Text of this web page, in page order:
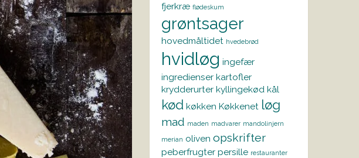
fjerkræ flødeskum
grøntsager
hovedmåltidet hvedebrød
hvidløg ingefær
ingredienser kartofler
krydderurter kyllingekød kål
kød køkken Køkkenet løg
mad maden madvarer mandolinjern
merian oliven opskrifter
peberfrugter persille restauranter